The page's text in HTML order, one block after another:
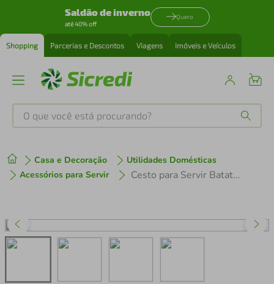
Saldão de inverno
até 40% off
Quero
Shopping Parcerias e Descontos Viagens Imóveis e Veículos
O que você está procurando?
Casa e Decoração
Utilidades Domésticas
Acessórios para Servir
Cesto para Servir Batata Frita Preto 20,8x9cm Restaurante Bar Lancheria Uz Utilidades
1º tenis
3º perfume